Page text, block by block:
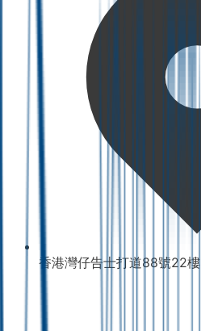
香港灣仔告士打道88號22樓